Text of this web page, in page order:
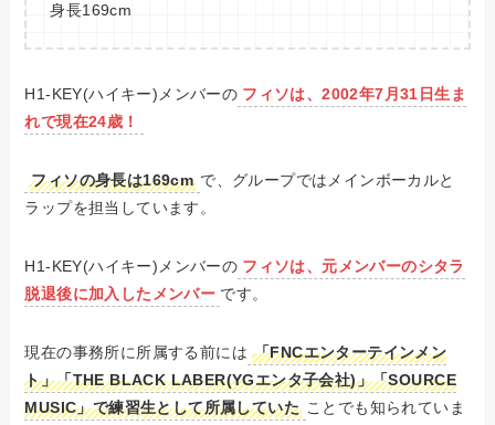
身長169cm
H1-KEY(ハイキー)メンバーの フィソは、2002年7月31日生ま
れで現在24歳！
フィソの身長は169cm で、グループではメインボーカルと
ラップを担当しています。
H1-KEY(ハイキー)メンバーの フィソは、元メンバーのシタラ
脱退後に加入したメンバー です。
現在の事務所に所属する前には 「FNCエンターテインメン
ト」「THE BLACK LABER(YGエンタ子会社)」「SOURCE
MUSIC」で練習生として所属していた ことでも知られていま